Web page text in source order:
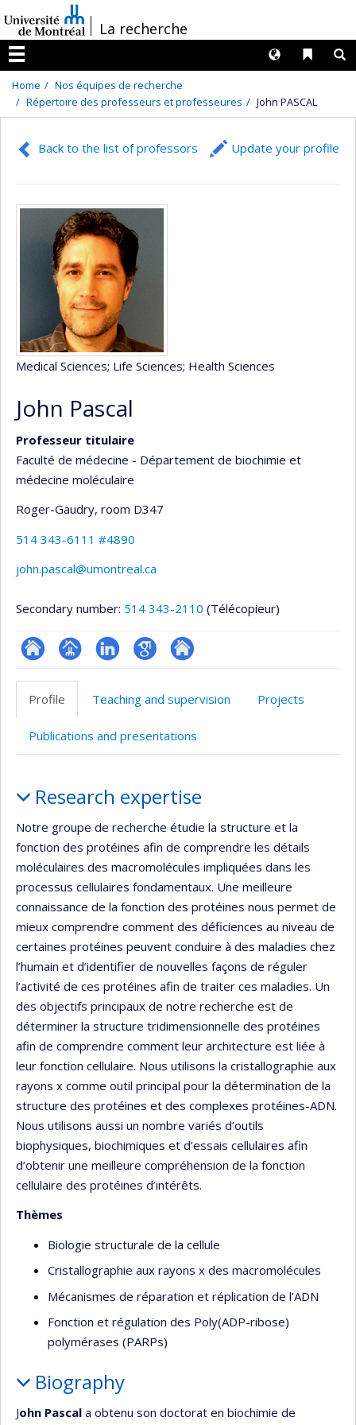
au
contenu
/La recherche
Menu
Liens
Langues
Home
Nos équipes de recherche
Répertoire des professeurs et professeures
John PASCAL
Back to the list of professors Update your profile
Medical Sciences; Life Sciences; Health Sciences
John Pascal
Professeur titulaire
Faculté de médecine - Département de biochimie et
médecine moléculaire
Roger-Gaudry, room D347
514 343-6111 #4890
john.pascal@umontreal.ca
Secondary number: 514 343-2110 (Télécopieur)
ResearchGate
Page
(faculté,département,école)
LinkedInGoogleAutre
web
Profile Teaching and supervision Projects
Publications and presentations
Research expertise
Notre groupe de recherche étudie la structure et la
fonction des protéines afin de comprendre les détails
moléculaires des macromolécules impliquées dans les
processus cellulaires fondamentaux. Une meilleure
connaissance de la fonction des protéines nous permet de
mieux comprendre comment des déficiences au niveau de
certaines protéines peuvent conduire à des maladies chez
l’humain et d’identifier de nouvelles façons de réguler
l’activité de ces protéines afin de traiter ces maladies. Un
des objectifs principaux de notre recherche est de
déterminer la structure tridimensionnelle des protéines
afin de comprendre comment leur architecture est liée à
leur fonction cellulaire. Nous utilisons la cristallographie aux
rayons x comme outil principal pour la détermination de la
structure des protéines et des complexes protéines-ADN.
Nous utilisons aussi un nombre variés d’outils
biophysiques, biochimiques et d’essais cellulaires afin
d’obtenir une meilleure compréhension de la fonction
cellulaire des protéines d’intérêts.
Thèmes
Biologie structurale de la cellule
Cristallographie aux rayons x des macromolécules
Mécanismes de réparation et réplication de l’ADN
Fonction et régulation des Poly(ADP-ribose)
polymérases (PARPs)
Biography
John Pascal a obtenu son doctorat en biochimie de